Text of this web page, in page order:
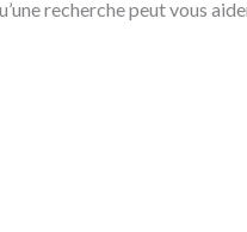
recherche peut vous